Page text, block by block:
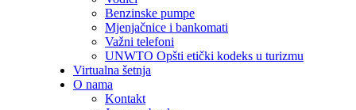
Benzinske pumpe
Mjenjačnice i bankomati
Važni telefoni
UNWTO Opšti etički kodeks u turizmu
Virtualna šetnja
O nama
Kontakt